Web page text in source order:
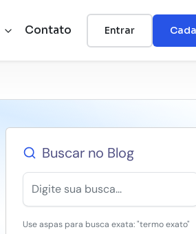
Contato Entrar
Buscar no Blog
Use aspas para busca exata: "termo exato"